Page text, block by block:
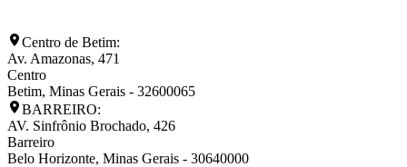
Centro de Betim:
Av. Amazonas, 471
Centro
Betim, Minas Gerais - 32600065
BARREIRO:
AV. Sinfrônio Brochado, 426
Barreiro
Belo Horizonte, Minas Gerais - 30640000